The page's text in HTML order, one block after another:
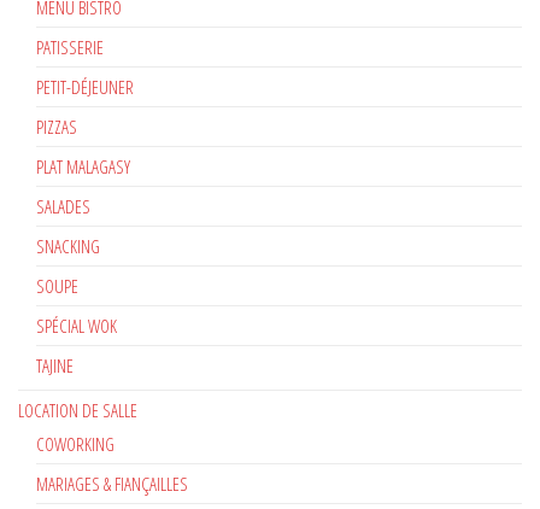
MENU BISTRO
PATISSERIE
PETIT-DÉJEUNER
PIZZAS
PLAT MALAGASY
SALADES
SNACKING
SOUPE
SPÉCIAL WOK
TAJINE
LOCATION DE SALLE
COWORKING
MARIAGES & FIANÇAILLES